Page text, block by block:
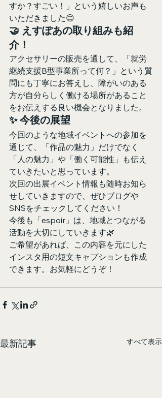
すか？すごい！」という嬉しいお声も
いただきました😊
🤝 えすぽあの取り組みも紹
介！
アクセサリーの販売を通して、「就労
継続支援B型事業所って何？」という質
問にも丁寧にお答えし、障がいのある
方が自分らしく働ける場所があること
をお伝えする良い機会となりました。
✨ 今後の展望
今回のような地域イベントへの参加を
通じて、「作品の魅力」だけでなく
「人の魅力」や「働く可能性」も伝え
ていきたいと思っています。
次回の出展イベント情報も随時お知ら
せしていきますので、ぜひブログや
SNSをチェックしてください！
今後も「espoir」は、地域とつながる
活動を大切にしていきます🌿
ご希望があれば、この内容を元にした
インスタ用の短文キャプションも作成
できます。お気軽にどうぞ！
最新記事 すべて表示